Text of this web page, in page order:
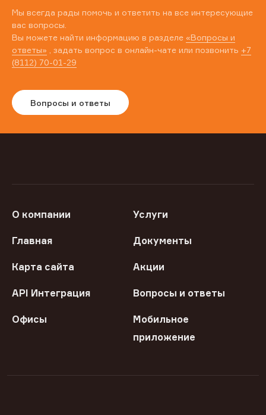
Мы всегда рады помочь и ответить на все интересующие
вас вопросы.
Вы можете найти информацию в разделе «Вопросы и
ответы» , задать вопрос в онлайн-чате или позвонить +7
(8112) 70-01-29
Вопросы и ответы
О компании Услуги
Главная Документы
Карта сайта Акции
API Интеграция Вопросы и ответы
Офисы
Мобильное
приложение